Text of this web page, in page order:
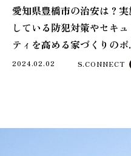
愛知県豊橋市の治安は？実
している防犯対策やセキュ
ティを高める家づくりのポ
ント
2024.02.02 S.CONNECT